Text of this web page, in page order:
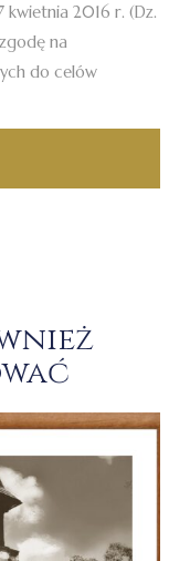
kwietnia 2016 r. (Dz.
na
do celów